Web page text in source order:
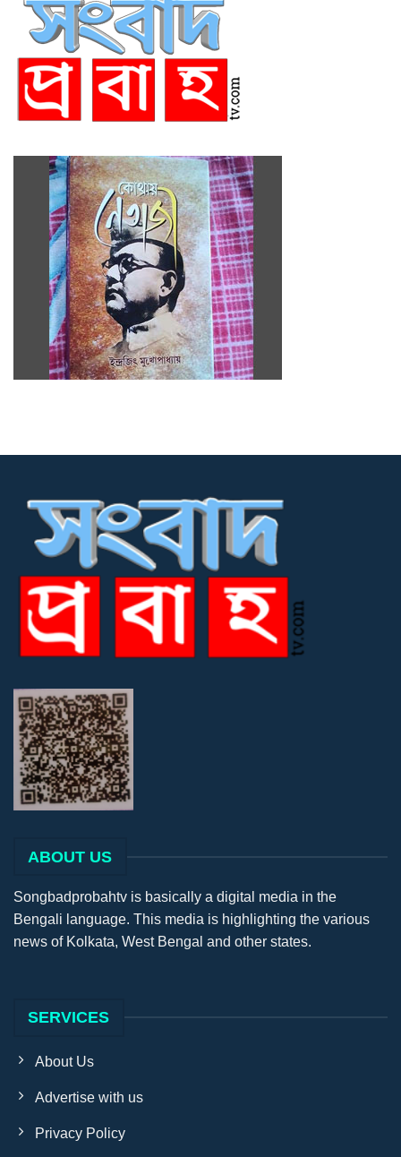
ABOUT US
Songbadprobahtv is basically a digital media in the
Bengali language. This media is highlighting the various
news of Kolkata, West Bengal and other states.
SERVICES
About Us
Advertise with us
Privacy Policy